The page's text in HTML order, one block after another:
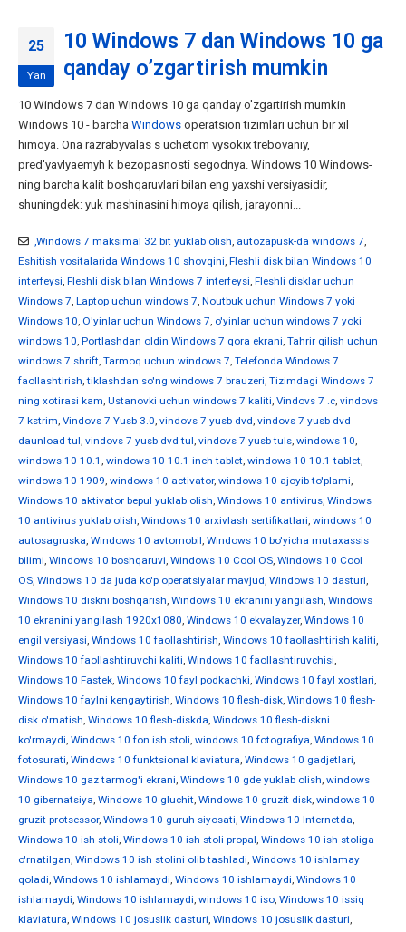
25
Yan
10 Windows 7 dan Windows 10 ga
qanday o’zgartirish mumkin
10 Windows 7 dan Windows 10 ga qanday o'zgartirish mumkin
Windows 10 - barcha Windows operatsion tizimlari uchun bir xil
himoya. Ona razrabyvalas s uchetom vysokix trebovaniy,
pred'yavlyaemyh k bezopasnosti segodnya. Windows 10 Windows-
ning barcha kalit boshqaruvlari bilan eng yaxshi versiyasidir,
shuningdek: yuk mashinasini himoya qilish, jarayonni...
,Windows 7 maksimal 32 bit yuklab olish, autozapusk-da windows 7,
Eshitish vositalarida Windows 10 shovqini, Fleshli disk bilan Windows 10
interfeysi, Fleshli disk bilan Windows 7 interfeysi, Fleshli disklar uchun
Windows 7, Laptop uchun windows 7, Noutbuk uchun Windows 7 yoki
Windows 10, O'yinlar uchun Windows 7, o'yinlar uchun windows 7 yoki
windows 10, Portlashdan oldin Windows 7 qora ekrani, Tahrir qilish uchun
windows 7 shrift, Tarmoq uchun windows 7, Telefonda Windows 7
faollashtirish,tiklashdan so'ng windows 7 brauzeri, Tizimdagi Windows 7
ning xotirasi kam, Ustanovki uchun windows 7 kaliti, Vindovs 7 .c, vindovs
7 kstrim, Vindovs 7 Yusb 3.0, vindovs 7 yusb dvd, vindovs 7 yusb dvd
daunload tul, vindovs 7 yusb dvd tul, vindovs 7 yusb tuls, windows 10,
windows 10 10.1 , windows 10 10.1 inch tablet, windows 10 10.1 tablet,
windows 10 1909, windows 10 activator, windows 10 ajoyib to'plami,
Windows 10 aktivator bepul yuklab olish, Windows 10 antivirus, Windows
10 antivirus yuklab olish, Windows 10 arxivlash sertifikatlari, windows 10
autosagruska, Windows 10 avtomobil, Windows 10 bo'yicha mutaxassis
bilimi, Windows 10 boshqaruvi, Windows 10 Cool OS, Windows 10 Cool
OS, Windows 10 da juda ko'p operatsiyalar mavjud, Windows 10 dasturi,
Windows 10 diskni boshqarish, Windows 10 ekranini yangilash, Windows
10 ekranini yangilash 1920x1080, Windows 10 ekvalayzer, Windows 10
engil versiyasi, Windows 10 faollashtirish, Windows 10 faollashtirish kaliti,
Windows 10 faollashtiruvchi kaliti, Windows 10 faollashtiruvchisi,
Windows 10 Fastek, Windows 10 fayl podkachki, Windows 10 fayl xostlari,
Windows 10 faylni kengaytirish, Windows 10 flesh-disk, Windows 10 flesh-
disk o'rnatish, Windows 10 flesh-diskda, Windows 10 flesh-diskni
ko'rmaydi, Windows 10 fon ish stoli, windows 10 fotografiya, Windows 10
fotosurati, Windows 10 funktsional klaviatura, Windows 10 gadjetlari,
Windows 10 gaz tarmog'i ekrani, Windows 10 gde yuklab olish, windows
10 gibernatsiya, Windows 10 gluchit, Windows 10 gruzit disk, windows 10
gruzit protsessor, Windows 10 guruh siyosati, Windows 10 Internetda,
Windows 10 ish stoli, Windows 10 ish stoli propal, Windows 10 ish stoliga
o'rnatilgan, Windows 10 ish stolini olib tashladi, Windows 10 ishlamay
qoladi, Windows 10 ishlamaydi, Windows 10 ishlamaydi, Windows 10
ishlamaydi, Windows 10 ishlamaydi, windows 10 iso, Windows 10 issiq
klaviatura, Windows 10 josuslik dasturi, Windows 10 josuslik dasturi,